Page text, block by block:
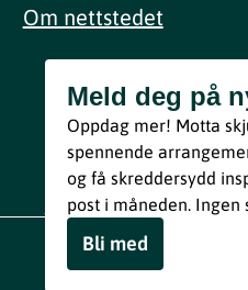
Om nettstedet
Meld deg på
Ved å melde deg inn godtar
personvernerklæring.
Meld deg på
Oppdag mer! Motta
spennende
og få skreddersydd
post i måneden. Ingen
Bli med